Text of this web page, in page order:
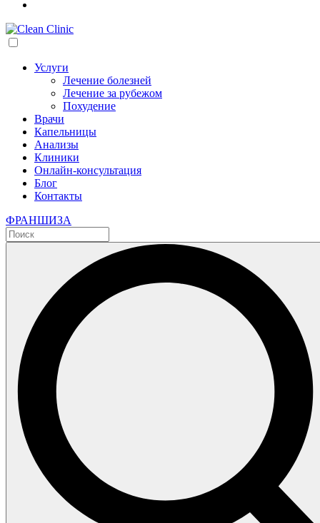
Услуги
Лечение болезней
Лечение за рубежом
Похудение
Врачи
Капельницы
Анализы
Клиники
Онлайн-консультация
Блог
Контакты
ФРАНШИЗА